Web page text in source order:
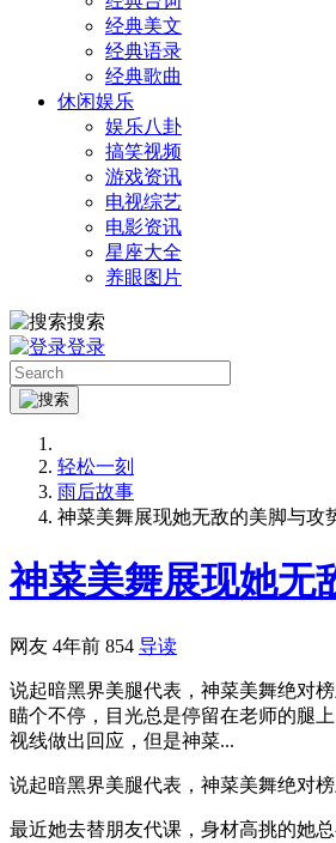
经典美文
经典语录
经典歌曲
休闲娱乐
娱乐八卦
搞笑视频
游戏资讯
电视综艺
电影资讯
星座大全
养眼图片
搜索
登录
轻松一刻
雨后故事
神菜美舞展现她无敌的美脚与攻
神菜美舞展现她无
网友 4年前 854 导读
说起暗黑界美腿代表，神菜美舞绝对
瞄个不停，目光总是停留在老师的腿
视线做出回应，但是神菜...
说起暗黑界美腿代表，神菜美舞绝对
最近她去替朋友代课，身材高挑的她